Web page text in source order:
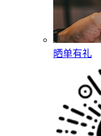
晒单有礼